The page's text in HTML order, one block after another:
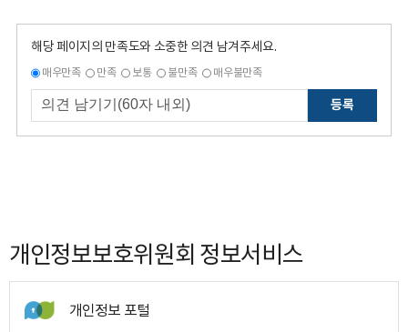
해당 페이지의 만족도와 소중한 의견 남겨주세요.
매우만족 만족 보통 불만족 매우불만족
등록
개인정보보호위원회 정보서비스
개인정보 포털